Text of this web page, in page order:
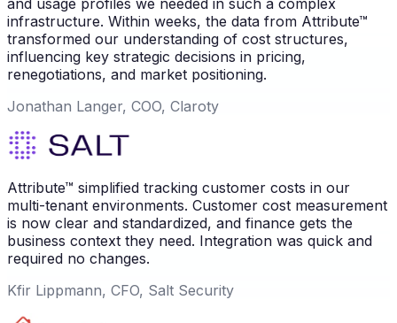
infrastructure. Within weeks, the data from Attribute™
transformed our understanding of cost structures,
influencing key strategic decisions in pricing,
renegotiations, and market positioning.
Jonathan Langer, COO, Claroty
Attribute™ simplified tracking customer costs in our
multi-tenant environments. Customer cost measurement
is now clear and standardized, and finance gets the
business context they need. Integration was quick and
required no changes.
Kfir Lippmann, CFO, Salt Security